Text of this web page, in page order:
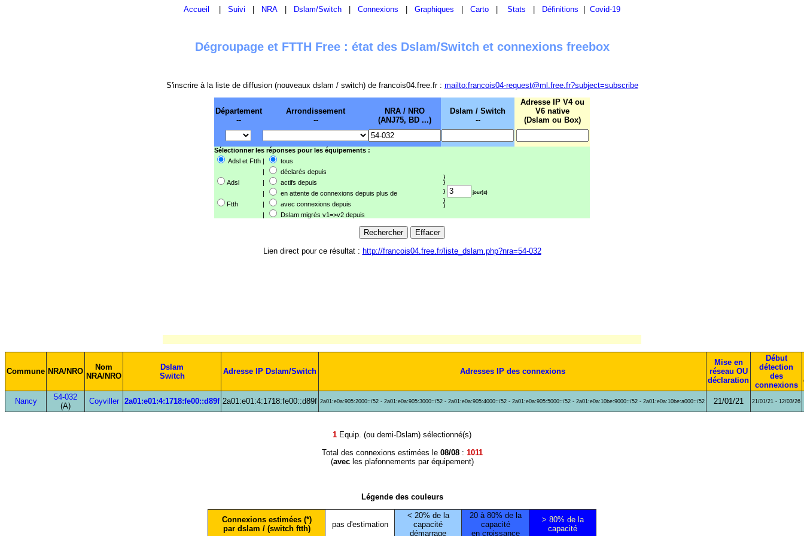
Accueil Suivi NRA Dslam/Switch Connexions Graphiques Carto Stats Définitions Covid-19
Dégroupage et FTTH Free : état des Dslam/Switch et connexions freebox
S'inscrire à la liste de diffusion (nouveaux dslam / switch) de francois04.free.fr : mailto:francois04-request@ml.free.fr?subject=subscribe
Département
--
Arrondissement
--
NRA / NRO
(ANJ75, BD ...)
Dslam / Switch
--
Adresse IP V4 ou
V6 native
(Dslam ou Box)
Sélectionner les réponses pour les équipements :
Adsl et Ftth |
tous
|
déclarés depuis
}
}
}
jour(s)
}
}
Adsl |
actifs depuis
|
en attente de connexions depuis plus de
Ftth
|
avec connexions depuis
|
Dslam migrés v1=>v2 depuis
Lien direct pour ce résultat : http://francois04.free.fr/liste_dslam.php?nra=54-032
Commune NRA/NRO
Nom
NRA/NRO
Dslam
Switch
Adresse IP Dslam/Switch Adresses IP des connexions
Mise en
réseau OU
déclaration
Début
détection
des
connexions
Nancy
54-032
(A)
Coyviller 2a01:e01:4:1718:fe00::d89f 2a01:e01:4:1718:fe00::d89f 2a01:e0a:905:2000::/52 - 2a01:e0a:905:3000::/52 - 2a01:e0a:905:4000::/52 - 2a01:e0a:905:5000::/52 - 2a01:e0a:10be:9000::/52 - 2a01:e0a:10be:a000::/52 21/01/21 21/01/21 - 12/03/26
1 Equip. (ou demi-Dslam) sélectionné(s)
Total des connexions estimées le 08/08: 1011
(avecles plafonnements par équipement)
Légende des couleurs
Connexions estimées (*)
par dslam / (switch ftth)
pas d'estimation
< 20% de la
capacité
démarrage
20 à 80% de la
capacité
en croissance
> 80% de la
capacité